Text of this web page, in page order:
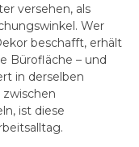
versehen, als
Wer
beschafft, erhält
Bürofläche – und
in derselben
ist diese